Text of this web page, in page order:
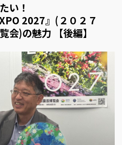
い！
2027』(２０２７
会)の魅力 【後編】